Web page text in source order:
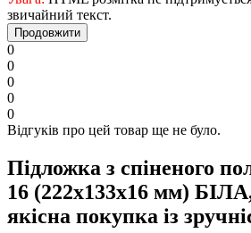
звичайний текст.
Продовжити
0
0
0
0
0
Відгуків про цей товар ще не було.
Підложка з спіненого
16 (222х133х16 мм)
якісна покупка із